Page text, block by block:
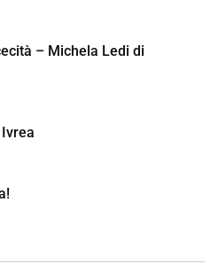
– Michela Ledi di